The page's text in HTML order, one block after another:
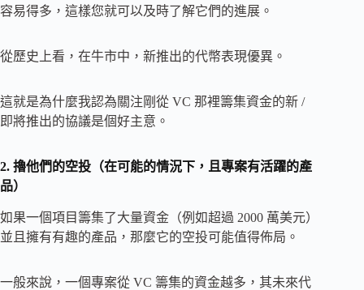
容易得多，這樣您就可以及時了解它們的進展。
從歷史上看，在牛市中，新推出的代幣表現優異。
這就是為什麼我認為關注剛從 VC 那裡籌集資金的新 /
即將推出的協議是個好主意。
2. 擼他們的空投（在可能的情況下，且專案有活躍的產
品）
如果一個項目籌集了大量資金（例如超過 2000 萬美元）
並且擁有有趣的產品，那麼它的空投可能值得佈局。
一般來說，一個專案從 VC 籌集的資金越多，其未來代